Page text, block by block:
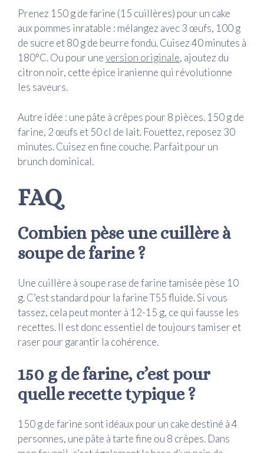
Prenez 150 g de farine (15 cuillères) pour un cake
aux pommes inratable : mélangez avec 3 œufs, 100 g
de sucre et 80 g de beurre fondu. Cuisez 40 minutes à
180°C. Ou pour uneversion originale, ajoutez du
citron noir, cette épice iranienne qui révolutionne
les saveurs.
Autre idée : une pâte à crêpes pour 8 pièces. 150 g de
farine, 2 œufs et 50 cl de lait. Fouettez, reposez 30
minutes. Cuisez en fine couche. Parfait pour un
brunch dominical.
FAQ
Combien pèse une cuillère à
soupe de farine ?
Une cuillère à soupe rase de farine tamisée pèse 10
g. C’est standard pour la farine T55 fluide. Si vous
tassez, cela peut monter à 12-15 g, ce qui fausse les
recettes. Il est donc essentiel de toujours tamiser et
raser pour garantir la cohérence.
150 g de farine, c’est pour
quelle recette typique ?
150 g de farine sont idéaux pour un cake destiné à 4
personnes, une pâte à tarte fine ou 8 crêpes. Dans